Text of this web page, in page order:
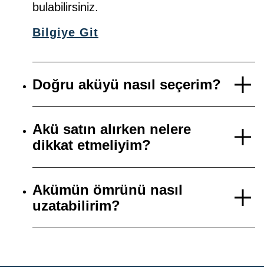
bulabilirsiniz.
Bilgiye Git
Doğru aküyü nasıl seçerim?
Akü satın alırken nelere
dikkat etmeliyim?
Akümün ömrünü nasıl
uzatabilirim?